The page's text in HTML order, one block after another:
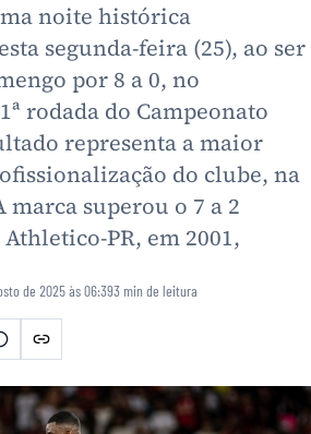
noite histórica
segunda-feira (25), ao ser
por 8 a 0, no
rodada do Campeonato
representa a maior
do clube, na
marca superou o 7 a 2
PR, em 2001,
de 2025 às 06:393 min de leitura